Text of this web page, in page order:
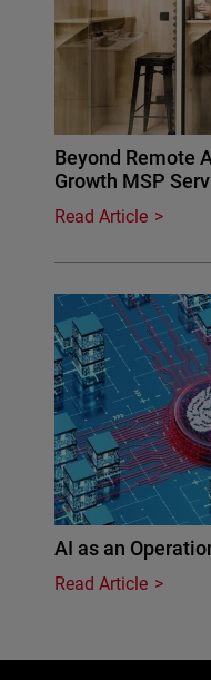
Beyond Remote
Growth MSP
Read Article
AI as an
Read Article